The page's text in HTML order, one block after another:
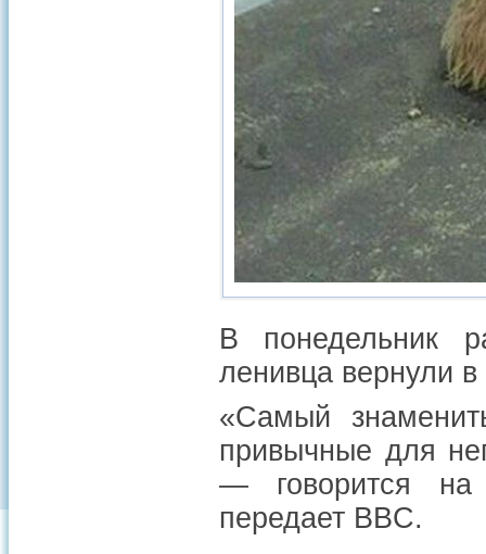
В понедельник
ленивца вернули
«Самый
привычные для
— говорится на
передает BBC.